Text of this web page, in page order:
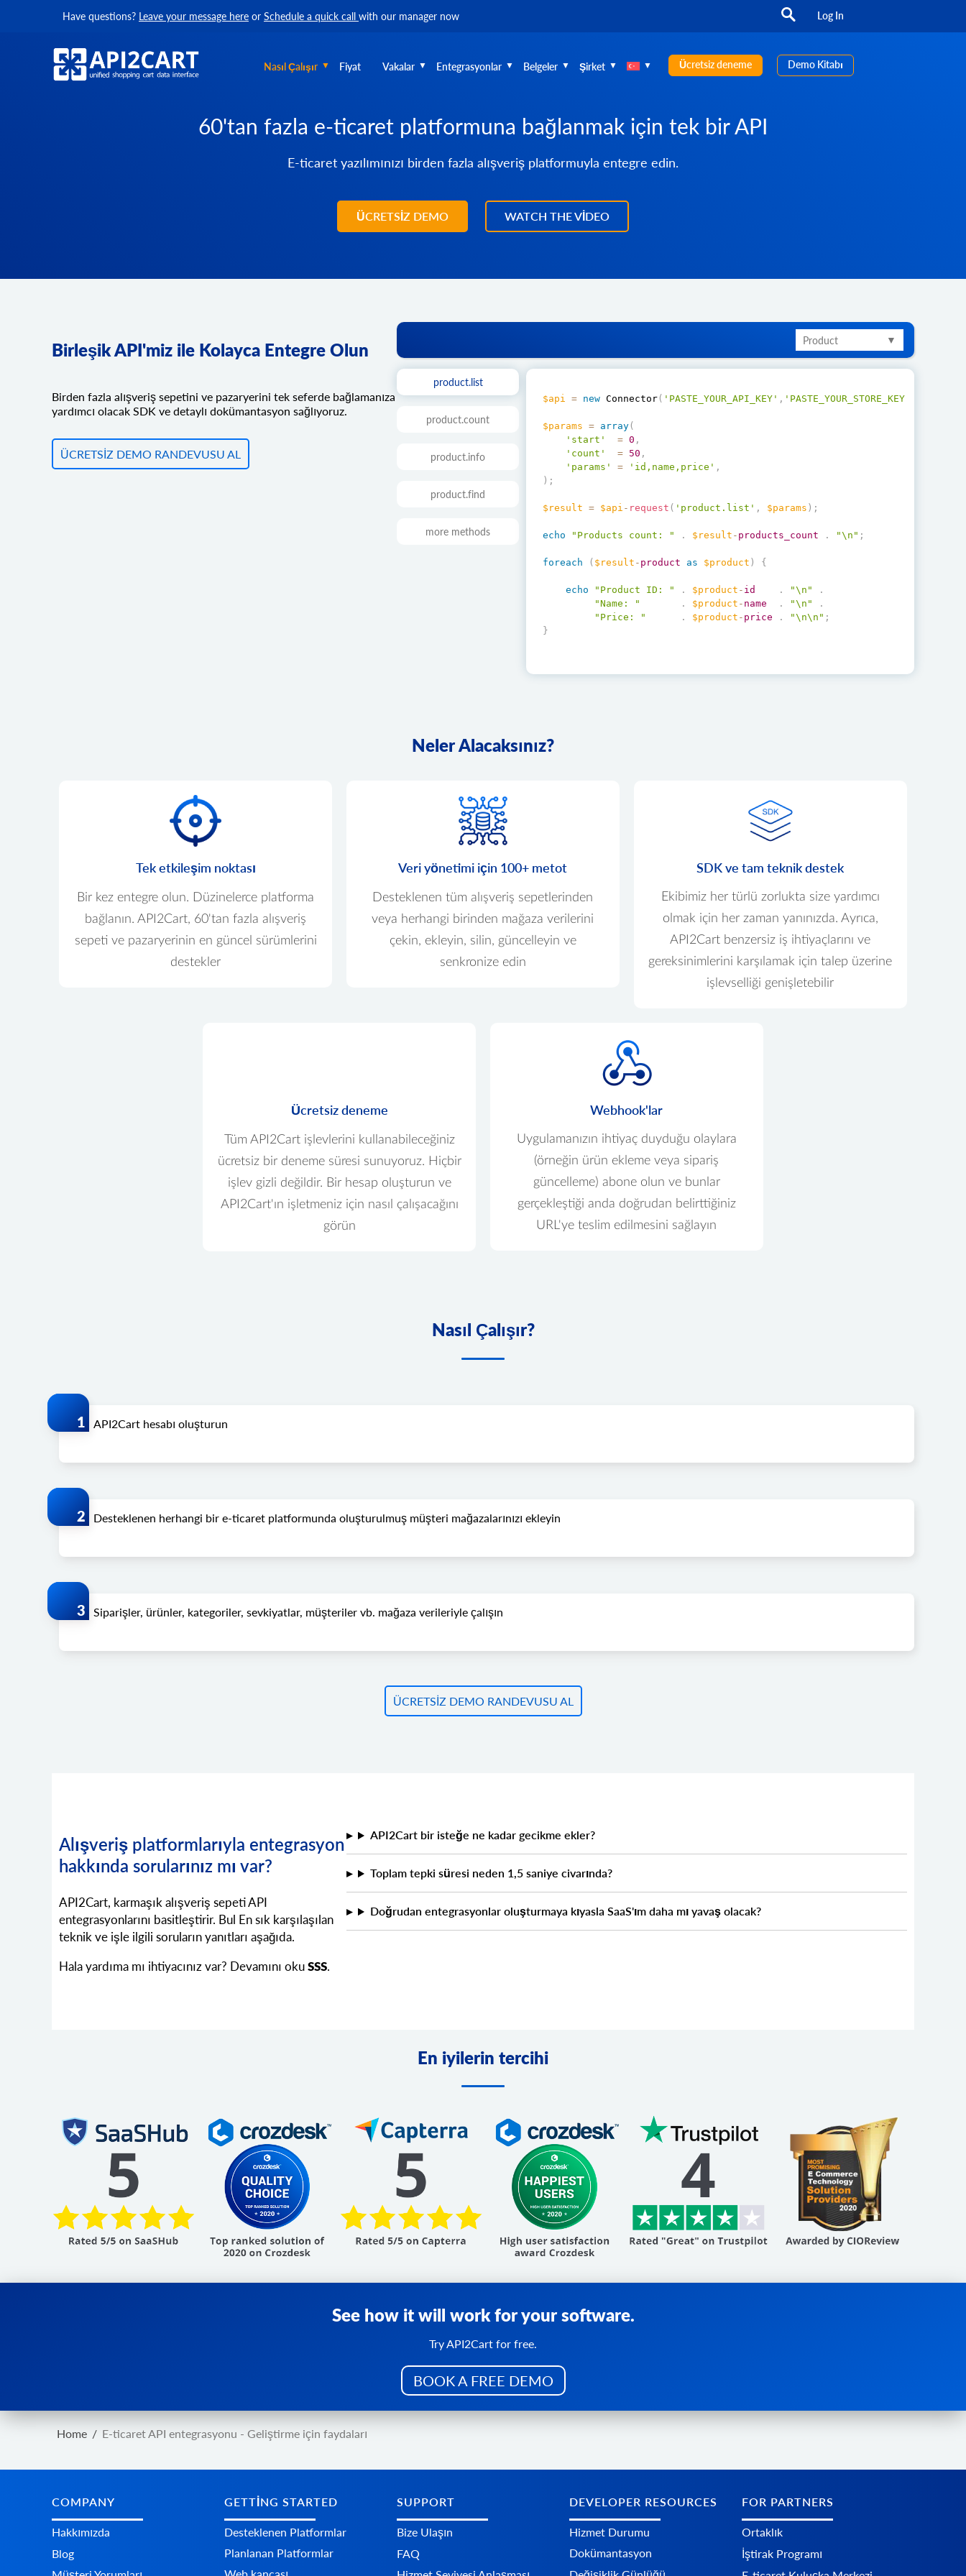
Have questions? Leave your message here or Schedule a quick call with our manager now Log In
Nasıl Çalışır Fiyat Vakalar Entegrasyonlar Belgeler Şirket Ücretsiz deneme Demo Kitabı
60'tan fazla e-ticaret platformuna bağlanmak için tek bir API
E-ticaret yazılımınızı birden fazla alışveriş platformuyla entegre edin.
ÜCRETSİZ DEMO WATCH THE VIDEO
Birleşik API'miz ile Kolayca Entegre Olun
Birden fazla alışveriş sepetini ve pazaryerini tek seferde bağlamanıza
yardımcı olacak SDK ve detaylı dokümantasyon sağlıyoruz.
ÜCRETSIZ DEMO RANDEVUSU AL
Product
product.list
product.count
product.info
product.find
more methods
$api = new Connector( 'PASTE_YOUR_API_KEY' , 'PASTE_YOUR_STORE_KEY'
$params = array(
'start'
= 0 ,
'count'
= 50 ,
'params'
= 'id,name,price' ,
) ;
$result = $api - request ( 'product.list' , $params ) ;
echo "Products count: " . $result - products_count . "\n" ;
foreach ( $result - product as $product ) {
echo "Product ID: " . $product - id . "\n"
.
"Name: "
. $product - name . "\n"
.
"Price: "
. $product - price . "\n\n" ;
}
Neler Alacaksınız?
Tek etkileşim noktası
Bir kez entegre olun. Düzinelerce platforma
bağlanın. API2Cart, 60'tan fazla alışveriş
sepeti ve pazaryerinin en güncel sürümlerini
destekler
Veri yönetimi için 100+ metot
Desteklenen tüm alışveriş sepetlerinden
veya herhangi birinden mağaza verilerini
çekin, ekleyin, silin, güncelleyin ve
senkronize edin
SDK ve tam teknik destek
Ekibimiz her türlü zorlukta size yardımcı
olmak için her zaman yanınızda. Ayrıca,
API2Cart benzersiz iş ihtiyaçlarını ve
gereksinimlerini karşılamak için talep üzerine
işlevselliği genişletebilir
Ücretsiz deneme
Tüm API2Cart işlevlerini kullanabileceğiniz
ücretsiz bir deneme süresi sunuyoruz. Hiçbir
işlev gizli değildir. Bir hesap oluşturun ve
API2Cart'ın işletmeniz için nasıl çalışacağını
görün
Webhook'lar
Uygulamanızın ihtiyaç duyduğu olaylara
(örneğin ürün ekleme veya sipariş
güncelleme) abone olun ve bunlar
gerçekleştiği anda doğrudan belirttiğiniz
URL'ye teslim edilmesini sağlayın
Nasıl Çalışır?
API2Cart hesabı oluşturun
Desteklenen herhangi bir e-ticaret platformunda oluşturulmuş müşteri mağazalarınızı ekleyin
Siparişler, ürünler, kategoriler, sevkiyatlar, müşteriler vb. mağaza verileriyle çalışın
ÜCRETSIZ DEMO RANDEVUSU AL
Alışveriş platformlarıyla entegrasyon
hakkında sorularınız mı var?
API2Cart, karmaşık alışveriş sepeti API
entegrasyonlarını basitleştirir. Bul En sık karşılaşılan
teknik ve işle ilgili soruların yanıtları aşağıda.
Hala yardıma mı ihtiyacınız var? Devamını okuSSS.
API2Cart bir isteğe ne kadar gecikme ekler?
Toplam tepki süresi neden 1,5 saniye civarında?
Doğrudan entegrasyonlar oluşturmaya kıyasla SaaS'ım daha mı yavaş olacak?
En iyilerin tercihi
See how it will work for your software.
Try API2Cart for free.
BOOK A FREE DEMO
Home / E-ticaret API entegrasyonu - Geliştirme için faydaları
COMPANY
Hakkımızda
Blog
GETTING STARTED
Desteklenen Platformlar
Planlanan Platformlar
Web kancası
SUPPORT
Bize Ulaşın
FAQ
DEVELOPER RESOURCES
Hizmet Durumu
Dokümantasyon
FOR PARTNERS
Ortaklık
İştirak Programı